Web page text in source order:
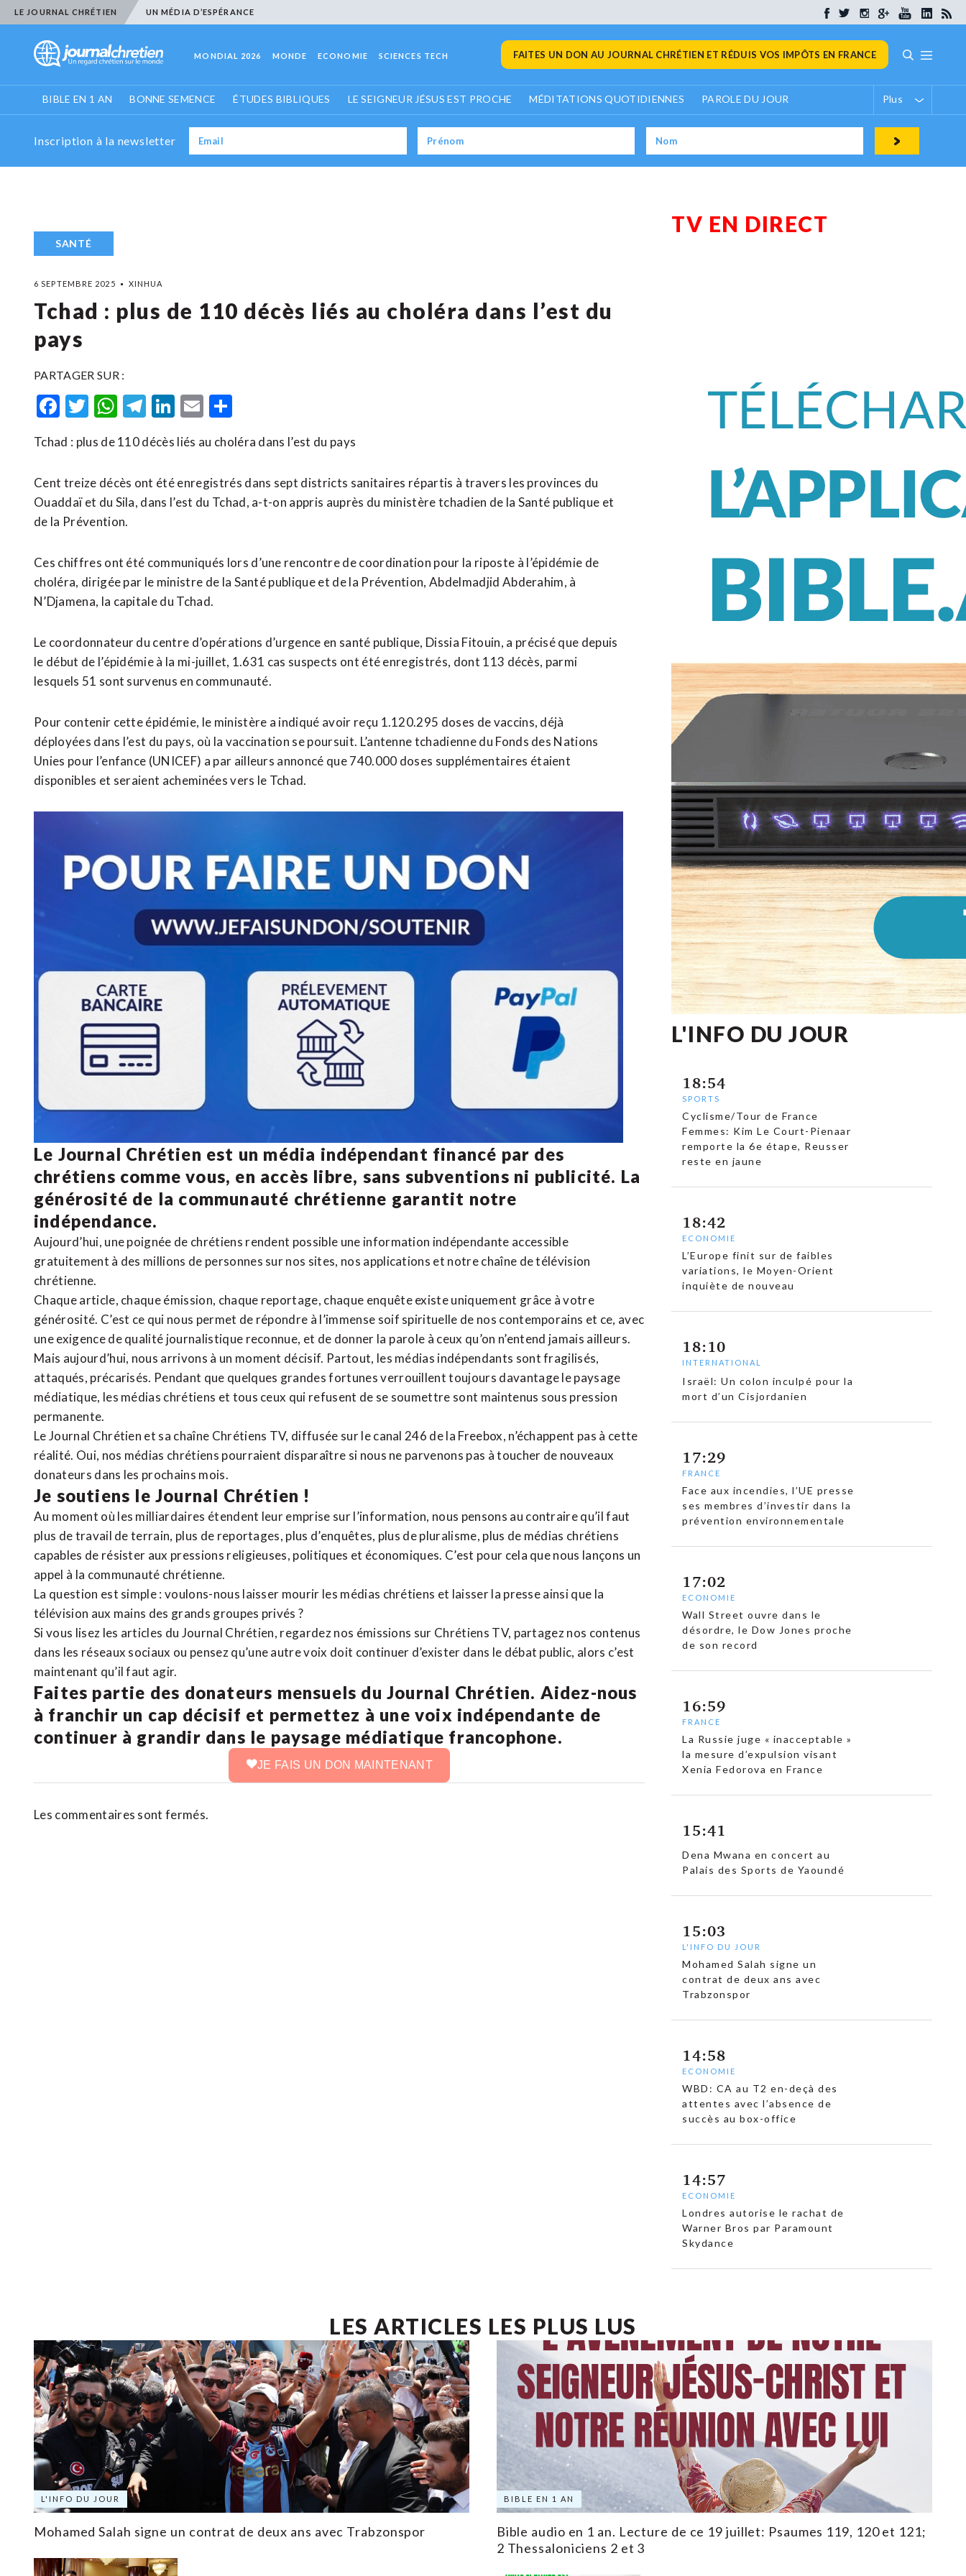
LE JOURNAL CHRÉTIEN UN MÉDIA D’ESPÉRANCE
MONDIAL 2026 MONDE ECONOMIE SCIENCES TECH FAITES UN DON AU JOURNAL CHRÉTIEN ET RÉDUIS VOS IMPÔTS EN FRANCE
BIBLE EN 1 AN BONNE SEMENCE ÉTUDES BIBLIQUES LE SEIGNEUR JÉSUS EST PROCHE MÉDITATIONS QUOTIDIENNES PAROLE DU JOUR Plus
Inscription à la newsletter
SANTÉ
6 SEPTEMBRE 2025 XINHUA
Tchad : plus de 110 décès liés au choléra dans l’est du
pays
PARTAGER SUR :
Facebook
Twitter
WhatsApp
Telegram
LinkedIn
Email
Tchad : plus de 110 décès liés au choléra dans l’est du pays
Cent treize décès ont été enregistrés dans sept districts sanitaires répartis à travers les provinces du
Ouaddaï et du Sila, dans l’est du Tchad, a-t-on appris auprès du ministère tchadien de la Santé publique et
de la Prévention.
Ces chiffres ont été communiqués lors d’une rencontre de coordination pour la riposte à l’épidémie de
choléra, dirigée par le ministre de la Santé publique et de la Prévention, Abdelmadjid Abderahim, à
N’Djamena, la capitale du Tchad.
Le coordonnateur du centre d’opérations d’urgence en santé publique, Dissia Fitouin, a précisé que depuis
le début de l’épidémie à la mi-juillet, 1.631 cas suspects ont été enregistrés, dont 113 décès, parmi
lesquels 51 sont survenus en communauté.
Pour contenir cette épidémie, le ministère a indiqué avoir reçu 1.120.295 doses de vaccins, déjà
déployées dans l’est du pays, où la vaccination se poursuit. L’antenne tchadienne du Fonds des Nations
Unies pour l’enfance (UNICEF) a par ailleurs annoncé que 740.000 doses supplémentaires étaient
disponibles et seraient acheminées vers le Tchad.
Le Journal Chrétien est un média indépendant financé par des
chrétiens comme vous, en accès libre, sans subventions ni publicité. La
générosité de la communauté chrétienne garantit notre
indépendance.
Aujourd’hui, une poignée de chrétiens rendent possible une information indépendante accessible
gratuitement à des millions de personnes sur nos sites, nos applications et notrechaîne de télévision
chrétienne.
Chaque article, chaque émission, chaque reportage, chaque enquête existe uniquement grâce à votre
générosité. C’est ce qui nous permet de répondre à l’immense soif spirituelle de nos contemporains et ce, avec
une exigence de qualité journalistique reconnue, et de donner la parole à ceux qu’on n’entend jamais ailleurs.
Mais aujourd’hui, nous arrivons à un moment décisif. Partout, les médias indépendants sont fragilisés,
attaqués, précarisés. Pendant que quelques grandes fortunes verrouillent toujours davantage le paysage
médiatique, les médias chrétiens et tous ceux qui refusent de se soumettre sont maintenus sous pression
permanente.
Le Journal Chrétien et sa chaîne Chrétiens TV, diffusée sur le canal 246 de la Freebox, n’échappent pas à cette
réalité. Oui, nos médias chrétiens pourraient disparaître si nous ne parvenons pas à toucher de nouveaux
donateurs dans les prochains mois.
Je soutiens le Journal Chrétien !
Au moment où les milliardaires étendent leur emprise sur l’information, nous pensons au contraire qu’il faut
plus de travail de terrain, plus de reportages, plus d’enquêtes, plus de pluralisme, plus de médias chrétiens
capables de résister aux pressions religieuses, politiques et économiques. C’est pour cela que nous lançons un
appel à la communauté chrétienne.
La question est simple : voulons-nous laisser mourir les médias chrétiens et laisser la presse ainsi que la
télévision aux mains des grands groupes privés ?
Si vous lisez les articles du Journal Chrétien, regardez nos émissions sur Chrétiens TV, partagez nos contenus
dans les réseaux sociaux ou pensez qu’une autre voix doit continuer d’exister dans le débat public, alors c’est
maintenant qu’il faut agir.
Faites partie des donateurs mensuels du Journal Chrétien. Aidez-nous
à franchir un cap décisif et permettez à une voix indépendante de
continuer à grandir dans le paysage médiatique francophone.
JE FAIS UN DON MAINTENANT
Les commentaires sont fermés.
TV EN DIRECT
L'INFO DU JOUR
18:54
SPORTS
Cyclisme/Tour de France
Femmes: Kim Le Court-Pienaar
remporte la 6e étape, Reusser
reste en jaune
18:42
ECONOMIE
L’Europe finit sur de faibles
variations, le Moyen-Orient
inquiète de nouveau
18:10
INTERNATIONAL
Israël: Un colon inculpé pour la
mort d’un Cisjordanien
17:29
FRANCE
Face aux incendies, l’UE presse
ses membres d’investir dans la
prévention environnementale
17:02
ECONOMIE
Wall Street ouvre dans le
désordre, le Dow Jones proche
de son record
16:59
FRANCE
La Russie juge « inacceptable »
la mesure d’expulsion visant
Xenia Fedorova en France
15:41
Dena Mwana en concert au
Palais des Sports de Yaoundé
15:03
L'INFO DU JOUR
Mohamed Salah signe un
contrat de deux ans avec
Trabzonspor
14:58
ECONOMIE
WBD: CA au T2 en-deçà des
attentes avec l’absence de
succès au box-office
14:57
ECONOMIE
Londres autorise le rachat de
Warner Bros par Paramount
Skydance
LES ARTICLES LES PLUS LUS
L'INFO DU JOUR
Mohamed Salah signe un contrat de deux ans avec Trabzonspor
BIBLE EN 1 AN
Bible audio en 1 an. Lecture de ce 19 juillet: Psaumes 119, 120 et 121;
2 Thessaloniciens 2 et 3